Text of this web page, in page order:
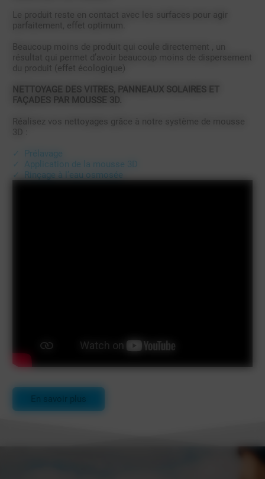
Le produit reste en contact avec les surfaces pour agir
parfaitement, effet optimum.
Beaucoup moins de produit qui coule directement , un
résultat qui permet d’avoir beaucoup moins de dispersement
du produit (effet écologique)
NETTOYAGE DES VITRES, PANNEAUX SOLAIRES ET
FAÇADES PAR MOUSSE 3D.
Réalisez vos nettoyages grâce à notre système de mousse
3D :
Prélavage
Application de la mousse 3D
Rinçage à l’eau osmosée
En savoir plus